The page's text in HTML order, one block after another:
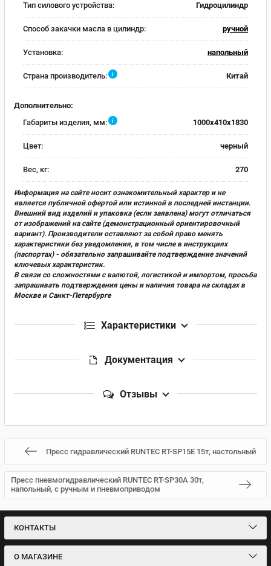
Тип силового устройства: Гидроцилиндр
Способ закачки масла в цилиндр: ручной
Установка: напольный
Страна производитель: i Китай
Дополнительно:
Габариты изделия, мм:
i 1000x410x1830
Цвет: черный
Вес, кг: 270
Информация на сайте носит ознакомительный характер и не
является публичной офертой или истинной в последней инстанции.
Внешний вид изделий и упаковка (если заявлена) могут отличаться
от изображений на сайте (демонстрационный ориентировочный
вариант). Производители оставляют за собой право менять
характеристики без уведомления, в том числе в инструкциях
(паспортах) - обязательно запрашивайте подтверждение значений
ключевых характеристик.
В связи со сложностями с валютой, логистикой и импортом, просьба
запрашивать подтверждения цены и наличия товара на складах в
Москве и Санкт-Петербурге
Характеристики
Документация
Отзывы
Пресс гидравлический RUNTEC RT-SP15E 15т, настольный
Пресс пневмогидравлический RUNTEC RT-SP30A 30т,
напольный, с ручным и пневмоприводом
КОНТАКТЫ
О МАГАЗИНЕ